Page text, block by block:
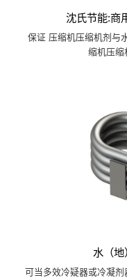
沈氏节能:商
保证 压缩机压缩机剂与
缩机压缩
水（
可当多效冷疑器或冷凝